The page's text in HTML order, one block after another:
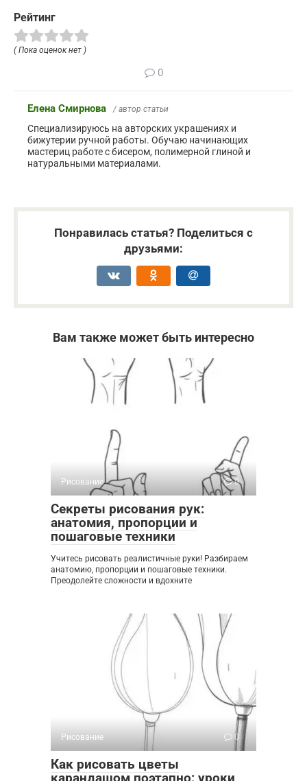
Рейтинг
( Пока оценок нет )
0
Елена Смирнова / автор статьи
Специализируюсь на авторских украшениях и
бижутерии ручной работы. Обучаю начинающих
мастериц работе с бисером, полимерной глиной и
натуральными материалами.
Понравилась статья? Поделиться с
друзьями:
Вам также может быть интересно
Рисование 0
Секреты рисования рук:
анатомия, пропорции и
пошаговые техники
Учитесь рисовать реалистичные руки! Разбираем
анатомию, пропорции и пошаговые техники.
Преодолейте сложности и вдохните
Рисование 0
Как рисовать цветы
карандашом поэтапно: уроки